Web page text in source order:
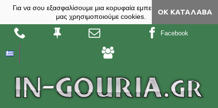
Για να σου εξασφαλίσουμε μια κορυφαία εμπειρία, στο site
μας χρησιμοποιούμε cookies.
ΟΚ ΚΑΤΆΛΑΒΑ
Facebook